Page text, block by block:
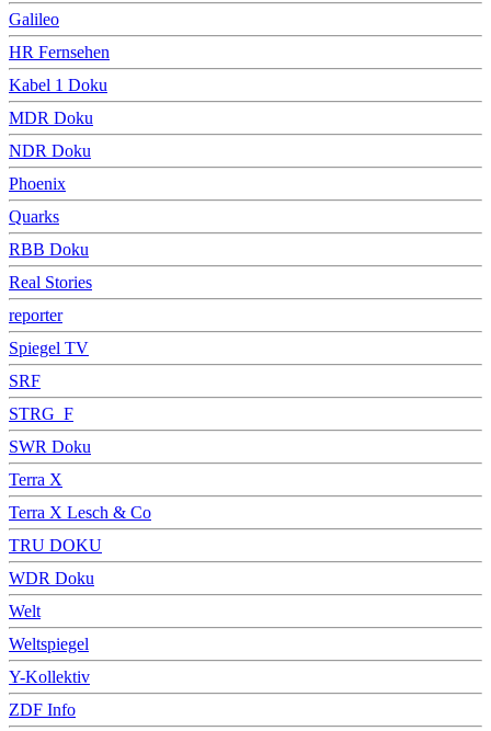
Galileo
HR Fernsehen
Kabel 1 Doku
MDR Doku
NDR Doku
Phoenix
Quarks
RBB Doku
Real Stories
reporter
Spiegel TV
SRF
STRG_F
SWR Doku
Terra X
Terra X Lesch & Co
TRU DOKU
WDR Doku
Welt
Weltspiegel
Y-Kollektiv
ZDF Info